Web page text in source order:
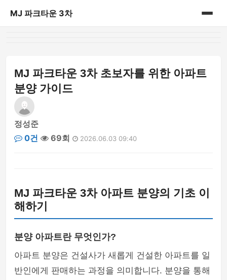
MJ 파크타운 3차
MJ 파크타운 3차 초보자를 위한 아파트
분양 가이드
정성준
0건
69회 2026.06.03 09:40
MJ 파크타운 3차 아파트 분양의 기초 이
해하기
분양 아파트란 무엇인가?
아파트 분양은 건설사가 새롭게 건설한 아파트를 일
반인에게 판매하는 과정을 의미합니다. 분양을 통해